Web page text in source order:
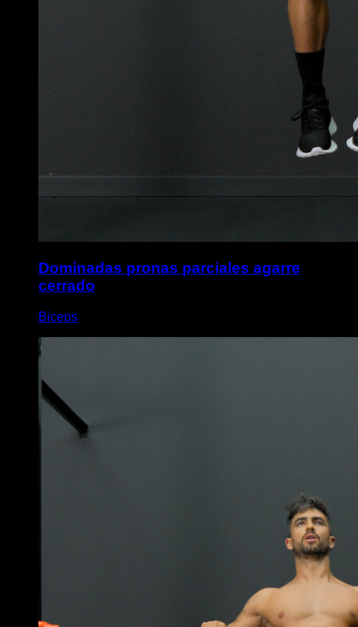
Dominadas pronas parciales agarre
cerrado
Biceps